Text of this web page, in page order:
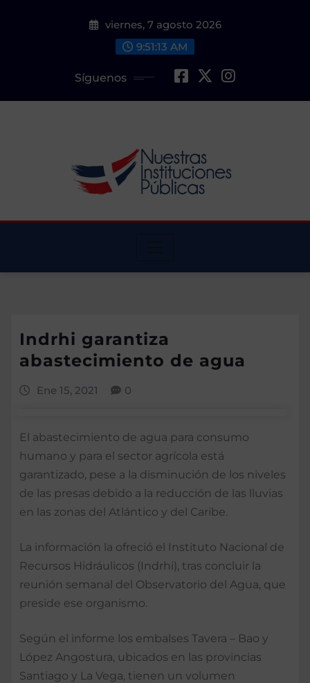
viernes, 7 agosto 2026
9:51:14 AM
Síguenos
Indrhi garantiza
abastecimiento de agua
Ene 15, 2021 0
El abastecimiento de agua para consumo
humano y para el sector agrícola está
garantizado, pese a la disminución de los niveles
de las presas debido a la reducción de las lluvias
en las zonas del Atlántico y del Caribe.
La información la ofreció el Instituto Nacional de
Recursos Hidráulicos (Indrhi), tras concluir la
reunión semanal del Observatorio del Agua, que
preside ese organismo.
Según el informe los embalses Tavera – Bao y
López Angostura, ubicados en las provincias
Santiago y La Vega, tienen un volumen